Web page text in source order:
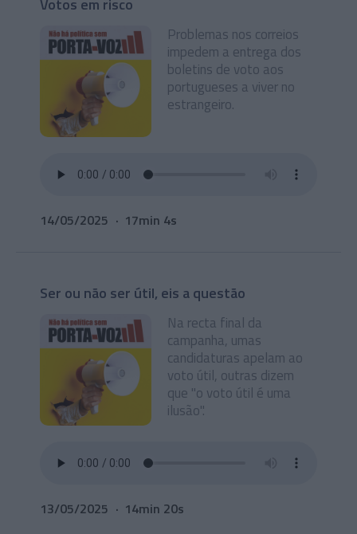
Votos em risco
Problemas nos correios
impedem a entrega dos
boletins de voto aos
portugueses a viver no
estrangeiro.
14/05/2025 17min 4s
Ser ou não ser útil, eis a questão
Na recta final da
campanha, umas
candidaturas apelam ao
voto útil, outras dizem
que "o voto útil é uma
ilusão".
13/05/2025 14min 20s